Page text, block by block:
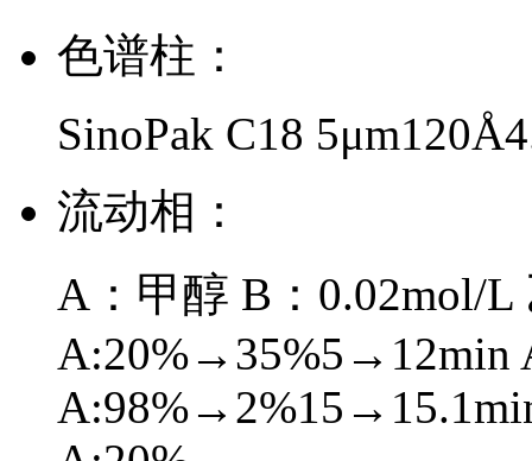
色谱柱：
SinoPak C18
流动相：
A：甲醇 B：0.02mol/
A:20%→35%5→12min